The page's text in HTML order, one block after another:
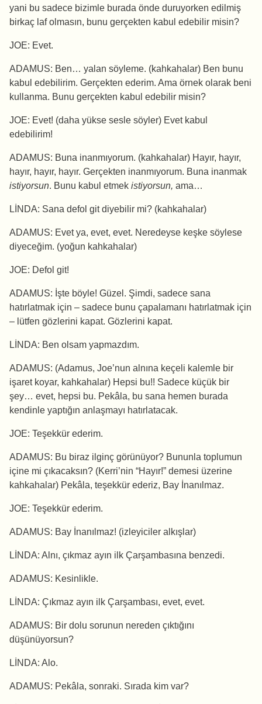
yani bu sadece bizimle burada önde duruyorken edilmiş
birkaç laf olmasın, bunu gerçekten kabul edebilir misin?
JOE: Evet.
ADAMUS: Ben… yalan söyleme. (kahkahalar) Ben bunu
kabul edebilirim. Gerçekten ederim. Ama örnek olarak beni
kullanma. Bunu gerçekten kabul edebilir misin?
JOE: Evet! (daha yükse sesle söyler) Evet kabul
edebilirim!
ADAMUS: Buna inanmıyorum. (kahkahalar) Hayır, hayır,
hayır, hayır, hayır. Gerçekten inanmıyorum. Buna inanmak
istiyorsun. Bunu kabul etmek istiyorsun, ama…
LİNDA: Sana defol git diyebilir mi? (kahkahalar)
ADAMUS: Evet ya, evet, evet. Neredeyse keşke söylese
diyeceğim. (yoğun kahkahalar)
JOE: Defol git!
ADAMUS: İşte böyle! Güzel. Şimdi, sadece sana
hatırlatmak için – sadece bunu çapalamanı hatırlatmak için
– lütfen gözlerini kapat. Gözlerini kapat.
LİNDA: Ben olsam yapmazdım.
ADAMUS: (Adamus, Joe’nun alnına keçeli kalemle bir
işaret koyar, kahkahalar) Hepsi bu!! Sadece küçük bir
şey… evet, hepsi bu. Pekâla, bu sana hemen burada
kendinle yaptığın anlaşmayı hatırlatacak.
JOE: Teşekkür ederim.
ADAMUS: Bu biraz ilginç görünüyor? Bununla toplumun
içine mi çıkacaksın? (Kerri’nin “Hayır!” demesi üzerine
kahkahalar) Pekâla, teşekkür ederiz, Bay İnanılmaz.
JOE: Teşekkür ederim.
ADAMUS: Bay İnanılmaz! (izleyiciler alkışlar)
LİNDA: Alnı, çıkmaz ayın ilk Çarşambasına benzedi.
ADAMUS: Kesinlikle.
LİNDA: Çıkmaz ayın ilk Çarşambası, evet, evet.
ADAMUS: Bir dolu sorunun nereden çıktığını
düşünüyorsun?
LİNDA: Alo.
ADAMUS: Pekâla, sonraki. Sırada kim var?